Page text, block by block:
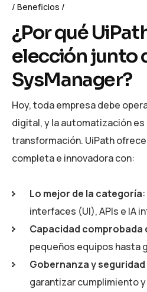
Beneficios
¿Por qué
elección junto
SysManager?
Hoy, toda empresa debe
digital, y la automatización es
transformación. UiPath
completa e innovadora con:
Lo mejor de la categoría
interfaces (UI), APIs e IA
Capacidad comprobada
pequeños equipos hasta
Gobernanza y
garantizar cumplimiento